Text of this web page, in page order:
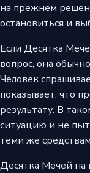
на прежнем
остановиться и
Если Десятка
вопрос, она
Человек
показывает, что
результату. В
ситуацию и не
теми же
Десятка Мечей на